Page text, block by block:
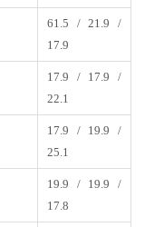
61.5 / 21.9 /
17.9
17.9 / 17.9 /
22.1
17.9 / 19.9 /
25.1
19.9 / 19.9 /
17.8